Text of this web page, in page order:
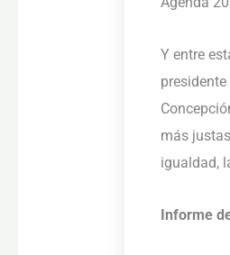
Y entre
más
igualdad,
Informe